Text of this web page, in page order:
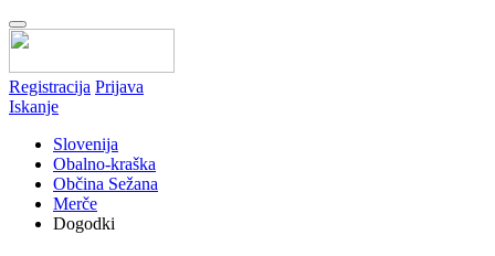
Registracija Prijava
Iskanje
Slovenija
Obalno-kraška
Občina Sežana
Merče
Dogodki